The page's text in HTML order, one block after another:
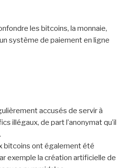
les bitcoins, la monnaie,
système de paiement en ligne
accusés de servir à
illégaux, de part l’anonymat qu’il
bitcoins ont également été
exemple la création artificielle de